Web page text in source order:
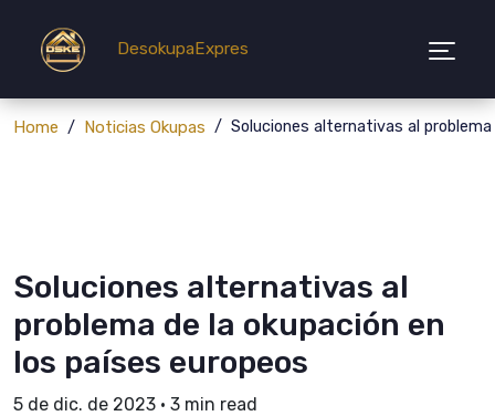
DesokupaExpres
Home Noticias Okupas Soluciones alternativas al
Soluciones alternativas al
problema de la okupación en
los países europeos
5 de dic. de 2023 • 3 min read